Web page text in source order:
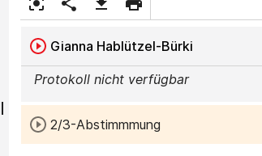
Gianna Hablützel-Bürki
Protokoll nicht verfügbar
2/3-Abstimmmung